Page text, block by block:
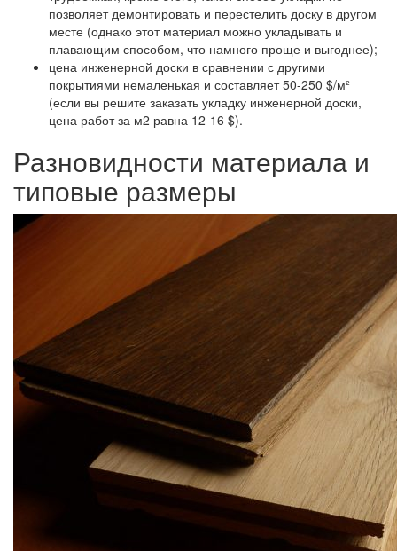
позволяет демонтировать и перестелить доску в другом
месте (однако этот материал можно укладывать и
плавающим способом, что намного проще и выгоднее);
цена инженерной доски в сравнении с другими
покрытиями немаленькая и составляет 50-250 $/м²
(если вы решите заказать укладку инженерной доски,
цена работ за м2 равна 12-16 $).
Разновидности материала и
типовые размеры